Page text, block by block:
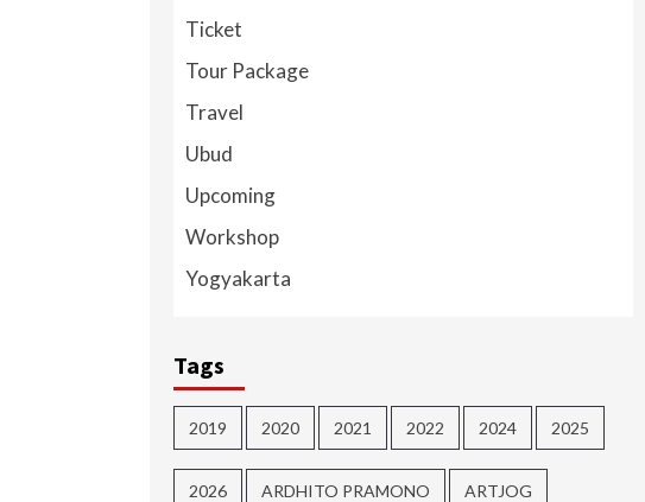
Ticket
Tour Package
Travel
Ubud
Upcoming
Workshop
Yogyakarta
Tags
2019 2020 2021 2022 2024 2025
2026 ARDHITO PRAMONO ARTJOG